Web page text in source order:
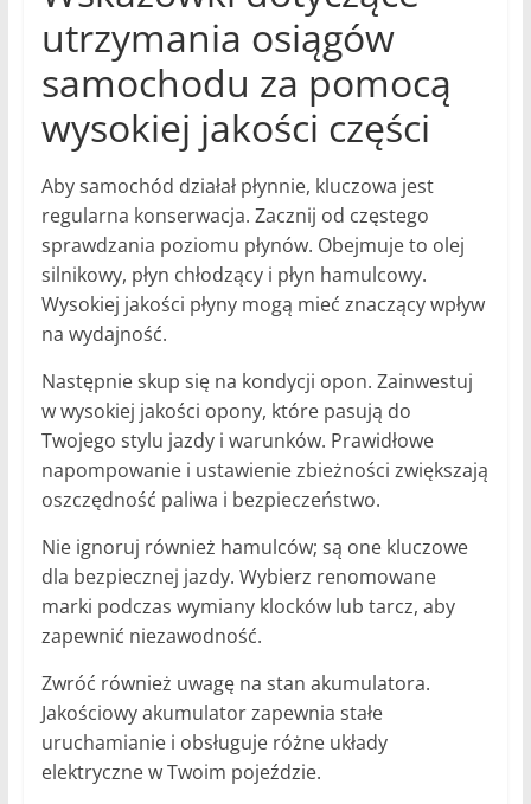
utrzymania osiągów
samochodu za pomocą
wysokiej jakości części
Aby samochód działał płynnie, kluczowa jest
regularna konserwacja. Zacznij od częstego
sprawdzania poziomu płynów. Obejmuje to olej
silnikowy, płyn chłodzący i płyn hamulcowy.
Wysokiej jakości płyny mogą mieć znaczący wpływ
na wydajność.
Następnie skup się na kondycji opon. Zainwestuj
w wysokiej jakości opony, które pasują do
Twojego stylu jazdy i warunków. Prawidłowe
napompowanie i ustawienie zbieżności zwiększają
oszczędność paliwa i bezpieczeństwo.
Nie ignoruj ​​również hamulców; są one kluczowe
dla bezpiecznej jazdy. Wybierz renomowane
marki podczas wymiany klocków lub tarcz, aby
zapewnić niezawodność.
Zwróć również uwagę na stan akumulatora.
Jakościowy akumulator zapewnia stałe
uruchamianie i obsługuje różne układy
elektryczne w Twoim pojeździe.